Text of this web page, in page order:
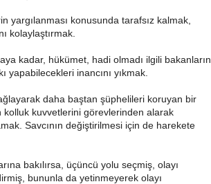
yargılanması konusunda tarafsız kalmak,
kolaylaştırmak.
kadar, hükümet, hadi olmadı ilgili bakanların
yapabilecekleri inancını yıkmak.
daha baştan şüphelileri koruyan bir
kuvvetlerini görevlerinden alarak
Savcının değiştirilmesi için de harekete
bakılırsa, üçüncü yolu seçmiş, olayı
bununla da yetinmeyerek olayı